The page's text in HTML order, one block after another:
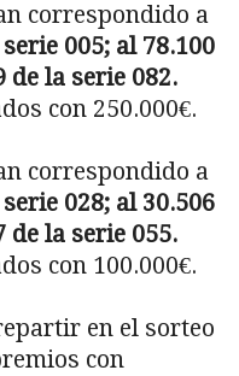
correspondido a
005; al 78.100
de la serie 082.
con 250.000€.
correspondido a
028; al 30.506
de la serie 055.
con 100.000€.
en el sorteo
con